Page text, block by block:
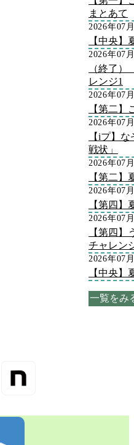
まとあて
2026年07
【中央
2026年07
（終了
レンジ1
2026年07
【第二】
2026年07
【iプ】
戦状」
2026年07
【第二
2026年07
【第四
2026年07
【第四
チャレン
2026年07
【中央
一覧をみ